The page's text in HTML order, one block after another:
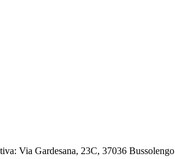
Via Gardesana, 23C, 37036